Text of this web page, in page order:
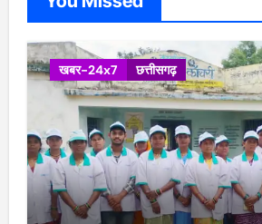
खबर-24x7 छत्तीसगढ़